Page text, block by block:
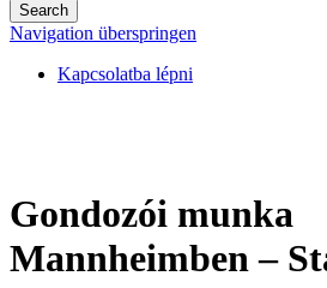
Search
Navigation überspringen
Kapcsolatba lépni
Gondozói munka
Mannheimben –